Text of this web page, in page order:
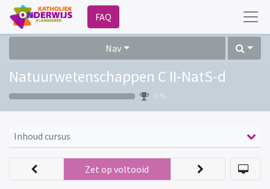
FAQ
Nav
Natuurwetenschappen C II-NatS-d
0 %
Inhoud cursus
Zet op voltooid